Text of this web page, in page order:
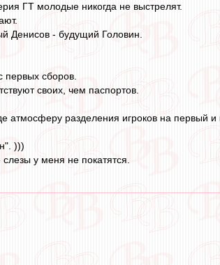
ГТ молодые никогда не выстрелят.
Денисов - будущий Головин.
первых сборов.
своих, чем паспортов.
атмосферу разделения игроков на первый и
)))
у меня не покатятся.